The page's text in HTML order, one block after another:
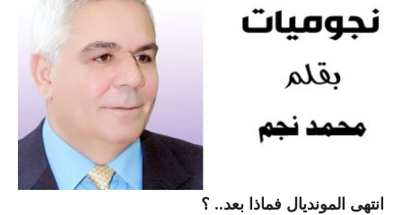
انتهى المونديال فماذا بعد.. ؟